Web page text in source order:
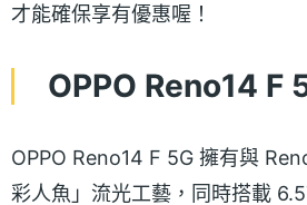
才能確保享有優惠喔！
OPPO Reno14 F
OPPO Reno14 F 5G 擁有與
彩人魚」流光工藝，同時搭載